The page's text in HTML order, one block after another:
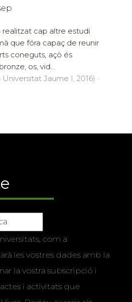
realitzat cap altre estudi
que fóra capaç de reunir
coneguts, açò és
os, vid...
Jaume I, 2016) ·
com a
les vostres dades amb la
la vostra subscripció i
i activitats que